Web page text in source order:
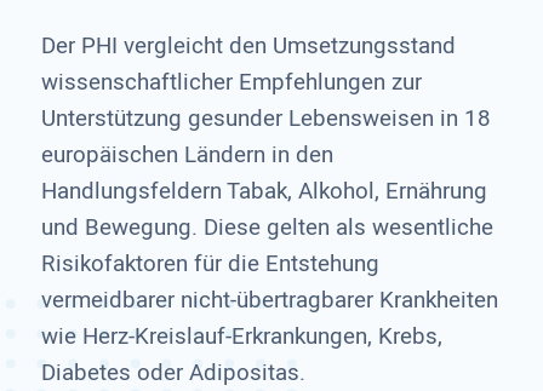
Der PHI vergleicht den Umsetzungsstand
wissenschaftlicher Empfehlungen zur
Unterstützung gesunder Lebensweisen in 18
europäischen Ländern in den
Handlungsfeldern Tabak, Alkohol, Ernährung
und Bewegung. Diese gelten als wesentliche
Risikofaktoren für die Entstehung
vermeidbarer nicht-übertragbarer Krankheiten
wie Herz-Kreislauf-Erkrankungen, Krebs,
Diabetes oder Adipositas.